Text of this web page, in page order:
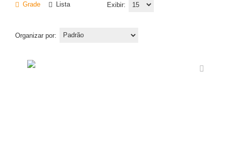
Grade Lista Exibir:
Organizar por: